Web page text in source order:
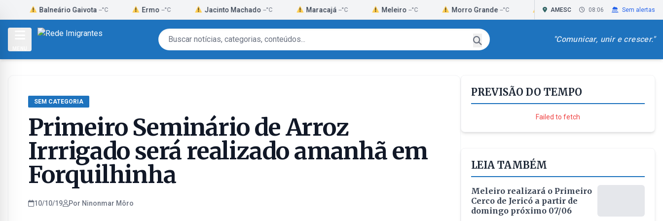
content
Balneário Gaivota --°C --°C Jacinto Machado --°C Maracajá --°C Meleiro --°C Morro Grande --°C Passo de Torres --°C Praia Grande
AMESC 08:06 Sem alertas
"Comunicar, unir e crescer."
SEM CATEGORIA
Primeiro Seminário de Arroz
Irrrigado será realizado amanhã em
Forquilhinha
10/10/19 Por Ninonmar Môro
PREVISÃO DO TEMPO
Failed to fetch
LEIA TAMBÉM
Meleiro realizará o Primeiro
Cerco de Jericó a partir de
domingo próximo 07/06